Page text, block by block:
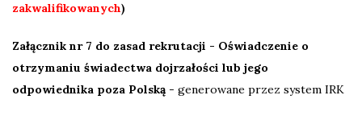
zakwalifikowanych)
Załącznik nr 7 do zasad rekrutacji - Oświadczenie o
otrzymaniu świadectwa dojrzałości lub jego
odpowiednika poza Polską- generowane przez system IRK